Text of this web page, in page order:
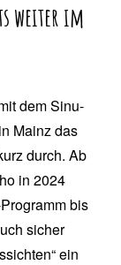
weiter im
dem Sinu-
Mainz das
durch. Ab
in 2024
bis
sicher
ein